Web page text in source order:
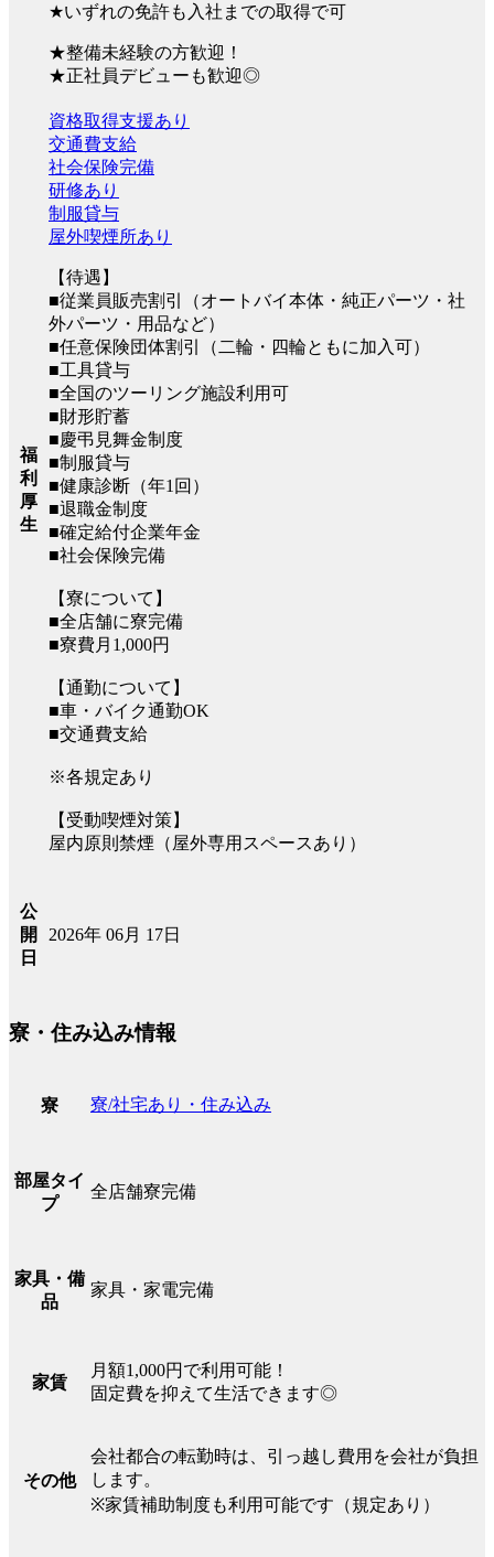
★いずれの免許も入社までの取得で可
★整備未経験の方歓迎！
★正社員デビューも歓迎◎
福
利
厚
生
資格取得支援あり
交通費支給
社会保険完備
研修あり
制服貸与
屋外喫煙所あり
【待遇】
■従業員販売割引（オートバイ本体・純正パーツ・社
外パーツ・用品など）
■任意保険団体割引（二輪・四輪ともに加入可）
■工具貸与
■全国のツーリング施設利用可
■財形貯蓄
■慶弔見舞金制度
■制服貸与
■健康診断（年1回）
■退職金制度
■確定給付企業年金
■社会保険完備
【寮について】
■全店舗に寮完備
■寮費月1,000円
【通勤について】
■車・バイク通勤OK
■交通費支給
※各規定あり
【受動喫煙対策】
屋内原則禁煙（屋外専用スペースあり）
公
開
日
2026年 06月 17日
寮・住み込み情報
寮 寮/社宅あり・住み込み
部屋タイ
プ
全店舗寮完備
家具・備
品
家具・家電完備
家賃
月額1,000円で利用可能！
固定費を抑えて生活できます◎
その他
会社都合の転勤時は、引っ越し費用を会社が負担
します。
※家賃補助制度も利用可能です（規定あり）